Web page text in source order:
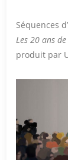
Séquences
Les 20 ans
produit par